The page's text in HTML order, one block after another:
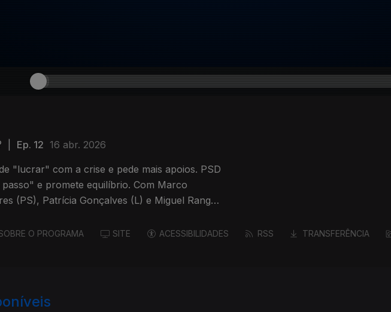
Ep. 12 16 abr. 2026
"lucrar" com a crise e pede mais apoios. PSD
e promete equilíbrio. Com Marco
(PS), Patrícia Gonçalves (L) e Miguel Rangel
O PROGRAMA SITE ACESSIBILIDADES RSS TRANSFERÊNCIA